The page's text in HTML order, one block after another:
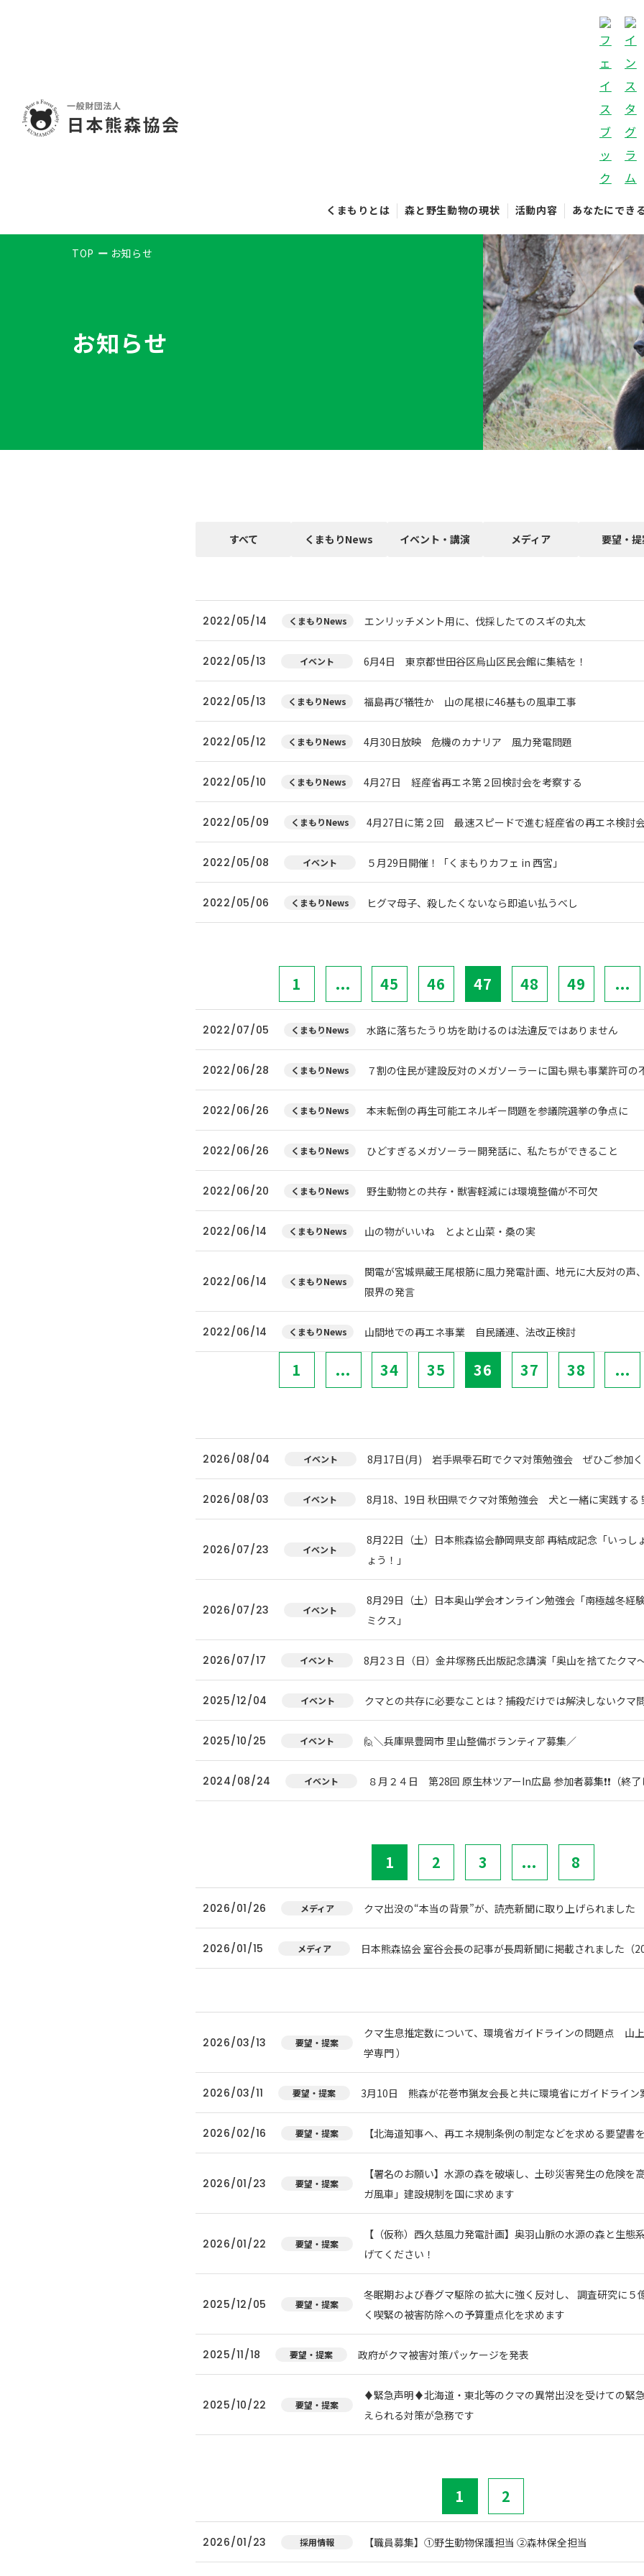
くまもりとは 森と野生動物の現状 活動内容 あなたにでき
TOP お知らせ
お知らせ
すべて くまもりNews イベント・講演 メディア 要望・
2022/05/14 くまもりNews エンリッチメント用に、伐採したてのスギの丸太
2022/05/13 イベント 6月4日 東京都世田谷区烏山区民会館に集結を！
2022/05/13 くまもりNews 福島再び犠牲か 山の尾根に46基もの風車工事
2022/05/12 くまもりNews 4月30日放映 危機のカナリア 風力発電問題
2022/05/10 くまもりNews 4月27日 経産省再エネ第２回検討会を考察する
2022/05/09 くまもりNews 4月27日に第２回 最速スピードで進む経産省の再エネ検討
2022/05/08 イベント ５月29日開催！「くまもりカフェ in 西宮」
2022/05/06 くまもりNews ヒグマ母子、殺したくないなら即追い払うべし
1 ... 45 46 47 48 49 ...
2022/07/05 くまもりNews 水路に落ちたうり坊を助けるのは法違反ではありません
2022/06/28 くまもりNews ７割の住民が建設反対のメガソーラーに国も県も事業許可
2022/06/26 くまもりNews 本末転倒の再生可能エネルギー問題を参議院選挙の争点に
2022/06/26 くまもりNews ひどすぎるメガソーラー開発話に、私たちができること
2022/06/20 くまもりNews 野生動物との共存・獣害軽減には環境整備が不可欠
2022/06/14 くまもりNews 山の物がいいね とよと山菜・桑の実
2022/06/14 くまもりNews
関電が宮城県蔵王尾根筋に風力発電計画、地元に大反対の声
限界の発言
2022/06/14 くまもりNews 山間地での再エネ事業 自民議連、法改正検討
1 ... 34 35 36 37 38 ...
2026/08/04 イベント 8月17日(月) 岩手県雫石町でクマ対策勉強会 ぜひご参加
2026/08/03 イベント 8月18、19日 秋田県でクマ対策勉強会 犬と一緒に実践する
2026/07/23 イベント
8月22日（土）日本熊森協会静岡県支部 再結成記念「いっし
ょう！」
2026/07/23 イベント
8月29日（土）日本奥山学会オンライン勉強会「南極越冬経
ミクス」
2026/07/17 イベント 8月2３日（日）金井塚務氏出版記念講演「奥山を捨てたクマ
2025/12/04 イベント クマとの共存に必要なことは？捕殺だけでは解決しないクマ
2025/10/25 イベント 🙋＼兵庫県豊岡市 里山整備ボランティア募集／
2024/08/24 イベント ８月２４日 第28回 原生林ツアーIn広島 参加者募集❗❗（終
1 2 3 ... 8
2026/01/26 メディア クマ出没の“本当の背景”が、読売新聞に取り上げられました
2026/01/15 メディア 日本熊森協会 室谷会長の記事が長周新聞に掲載されました（
2026/03/13 要望・提案
クマ生息推定数について、環境省ガイドラインの問題点 山
学専門 ）
2026/03/11 要望・提案 3月10日 熊森が花巻市猟友会長と共に環境省にガイドライン
2026/02/16 要望・提案 【北海道知事へ、再エネ規制条例の制定などを求める要望書
2026/01/23 要望・提案
【署名のお願い】水源の森を破壊し、土砂災害発生の危険を
ガ風車」建設規制を国に求めます
2026/01/22 要望・提案
【（仮称）西久慈風力発電計画】奥羽山脈の水源の森と生態
げてください！
2025/12/05 要望・提案
冬眠期および春グマ駆除の拡大に強く反対し、 調査研究に５
く喫緊の被害防除への予算重点化を求めます
2025/11/18 要望・提案 政府がクマ被害対策パッケージを発表
2025/10/22 要望・提案
♦️緊急声明♦️北海道・東北等のクマの異常出没を受けての緊
えられる対策が急務です
1 2
2026/01/23 採用情報 【職員募集】①野生動物保護担当 ②森林保全担当